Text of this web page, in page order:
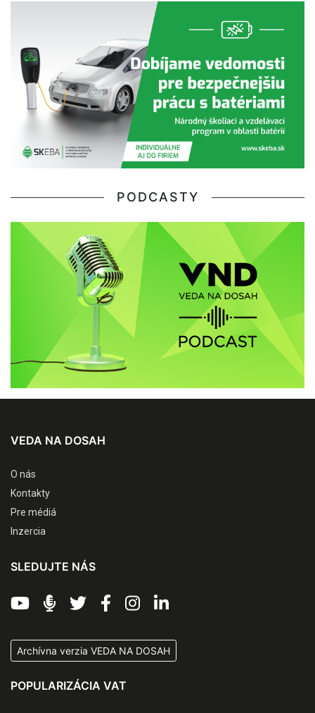
PODCASTY
VEDA NA DOSAH
O nás
Kontakty
Pre médiá
Inzercia
SLEDUJTE NÁS
Archívna verzia VEDA NA DOSAH
POPULARIZÁCIA VAT